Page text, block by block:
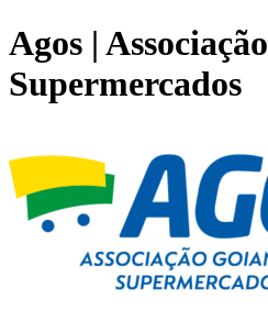
Agos |
Supermercados